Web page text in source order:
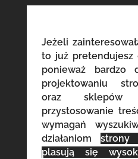
Jeżeli
to już pretendujesz
ponieważ bardzo
projektowaniu
oraz sklepów
przystosowanie
wymagań
działaniom strony
plasują się